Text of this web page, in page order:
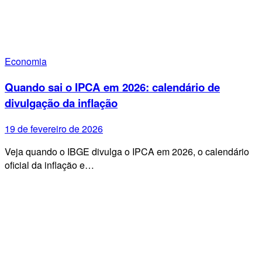
Economia
Quando sai o IPCA em 2026: calendário de
divulgação da inflação
19 de fevereiro de 2026
Veja quando o IBGE divulga o IPCA em 2026, o calendário
oficial da inflação e…